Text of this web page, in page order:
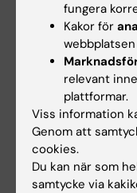
Studierna har
Sällskapet för
Lungfonden,
Kronprinsessan
Barnsjukvård,
Bergvalls
Stiftelsen
Jerringfonden
fungera
Kakor för
relevant
plattformar.
Viss information
Genom att
cookies.
Du kan när som
samtycke via